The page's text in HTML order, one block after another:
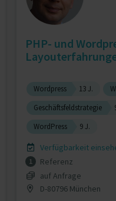
PHP- und
Wordpress 13 J.
Geschäftsfeldstrategie
WordPress
9 J.
Verfügbarkeit
1
Referenz
auf Anfrage
D-80796 München